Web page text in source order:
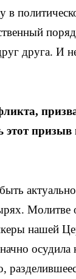
в
друга. И
призыв
нашей
осудила